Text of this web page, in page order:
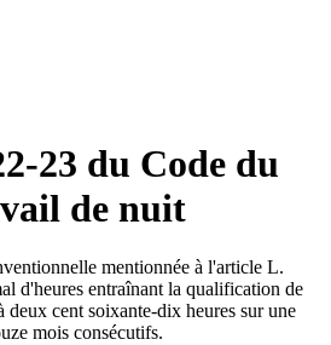
23 du Code du
de nuit
mentionnée à l'article L.
d'heures entraînant la qualification de
cent soixante-dix heures sur une
mois consécutifs.